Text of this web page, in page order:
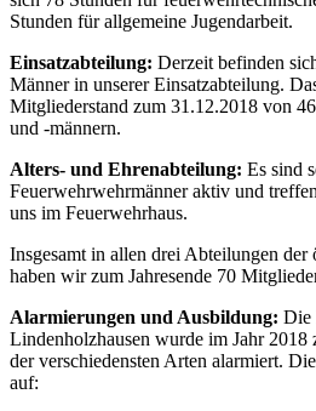
Stunden für allgemeine Jugendarbeit.
Einsatzabteilung: Derzeit befinden
Männer in unserer Einsatzabteilung.
Mitgliederstand zum 31.12.2018 von
und -männern.
Alters- und Ehrenabteilung: Es sind
Feuerwehrwehrmänner aktiv und
uns im Feuerwehrhaus.
Insgesamt in allen drei Abteilungen
haben wir zum Jahresende 70
Alarmierungen und Ausbildung: Die
Lindenholzhausen wurde im Jahr 2018
der verschiedensten Arten alarmiert.
auf: